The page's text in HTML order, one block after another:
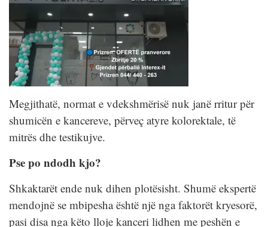
Megjithatë, normat e vdekshmërisë nuk janë rritur për
shumicën e kancereve, përveç atyre kolorektale, të
mitrës dhe testikujve.
Pse po ndodh kjo?
Shkaktarët ende nuk dihen plotësisht. Shumë ekspertë
mendojnë se mbipesha është një nga faktorët kryesorë,
pasi disa nga këto lloje kanceri lidhen me peshën e